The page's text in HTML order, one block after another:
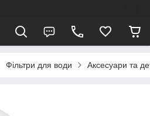
Фільтри для води Аксесуари та